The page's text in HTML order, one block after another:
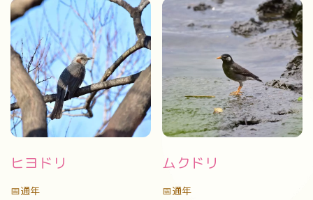
ヒヨドリ
📅通年
ムクドリ
📅通年